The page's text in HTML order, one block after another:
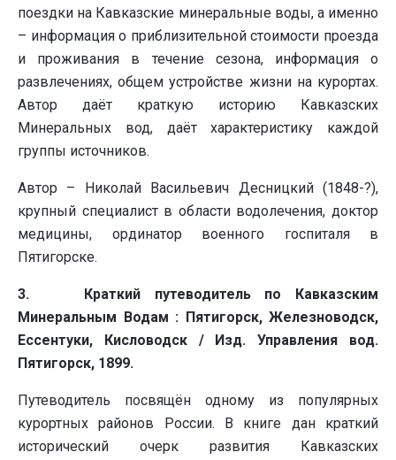
поездки на Кавказские минеральные воды, а именно
– информация о приблизительной стоимости проезда
и проживания в течение сезона, информация о
развлечениях, общем устройстве жизни на курортах.
Автор даёт краткую историю Кавказских
Минеральных вод, даёт характеристику каждой
группы источников.
Автор – Николай Васильевич Десницкий (1848-?),
крупный специалист в области водолечения, доктор
медицины, ординатор военного госпиталя в
Пятигорске.
3. Краткий путеводитель по Кавказским
Минеральным Водам : Пятигорск, Железноводск,
Ессентуки, Кисловодск / Изд. Управления вод.
Пятигорск, 1899.
Путеводитель посвящён одному из популярных
курортных районов России. В книге дан краткий
исторический очерк развития Кавказских